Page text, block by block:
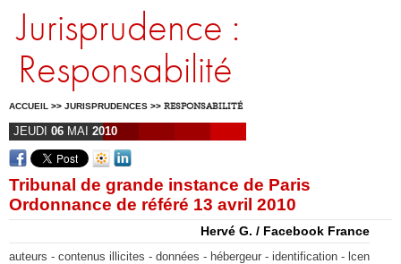
Jurisprudence :
Responsabilité
ACCUEIL >> JURISPRUDENCES >> RESPONSABILITÉ
JEUDI 06 MAI 2010
Tribunal de grande instance de Paris
Ordonnance de référé 13 avril 2010
Hervé G. / Facebook France
auteurs - contenus illicites - données - hébergeur - identification - lcen